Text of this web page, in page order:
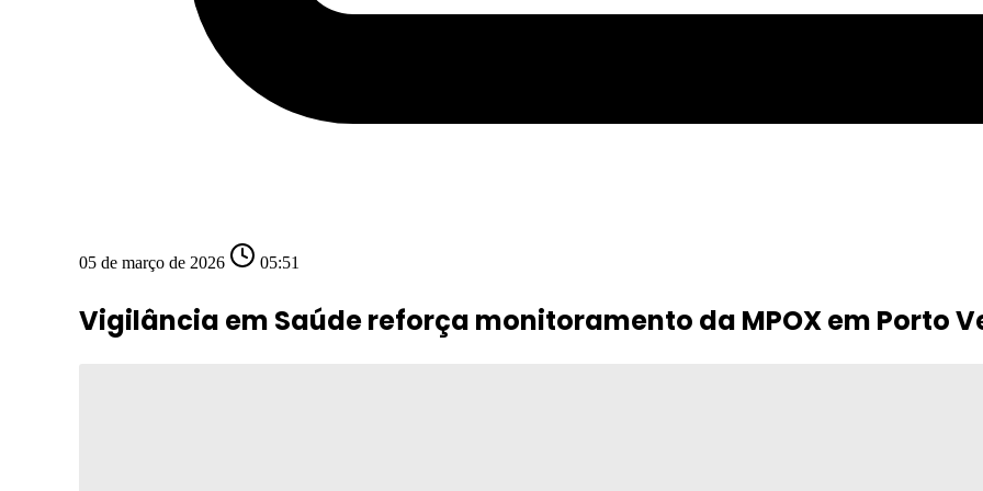
05 de março de 2026 05:51
Vigilância em Saúde reforça monitoramento da MPOX em Porto